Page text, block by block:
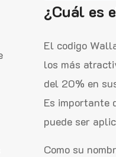
¿Cuál es
El codigo
los más
del 20% en
Es importante
puede ser
Como su